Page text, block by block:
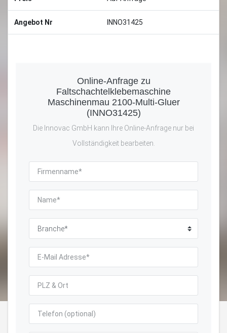
Angebot Nr INNO31425
Online-Anfrage zu
Faltschachtelklebemaschine
Maschinenmau 2100-Multi-Gluer
(INNO31425)
Die Innovac GmbH kann Ihre Online-Anfrage nur bei
Vollständigkeit bearbeiten.